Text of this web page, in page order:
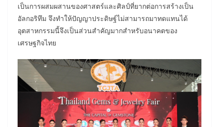
เป็นการผสมผสานของศาสตร์และศิลป์ที่ยากต่อการสร้างเป็น
อัลกอริทึม จึงทำให้ปัญญาประดิษฐ์ไม่สามารถมาทดแทนได้
อุตสาหกรรมนี้จึงเป็นส่วนสำคัญมากสำหรับอนาคตของ
เศรษฐกิจไทย